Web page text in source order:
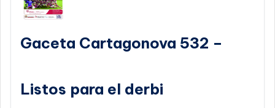
Gaceta Cartagonova 532 –
Listos para el derbi